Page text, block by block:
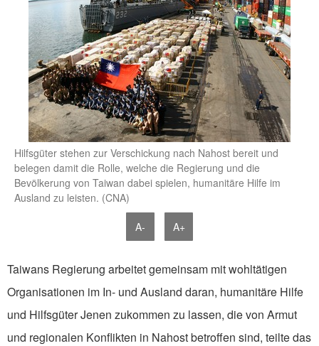
Hilfsgüter stehen zur Verschickung nach Nahost bereit und
belegen damit die Rolle, welche die Regierung und die
Bevölkerung von Taiwan dabei spielen, humanitäre Hilfe im
Ausland zu leisten. (CNA)
A- A+
Taiwans Regierung arbeitet gemeinsam mit wohltätigen
Organisationen im In- und Ausland daran, humanitäre Hilfe
und Hilfsgüter Jenen zukommen zu lassen, die von Armut
und regionalen Konflikten in Nahost betroffen sind, teilte das